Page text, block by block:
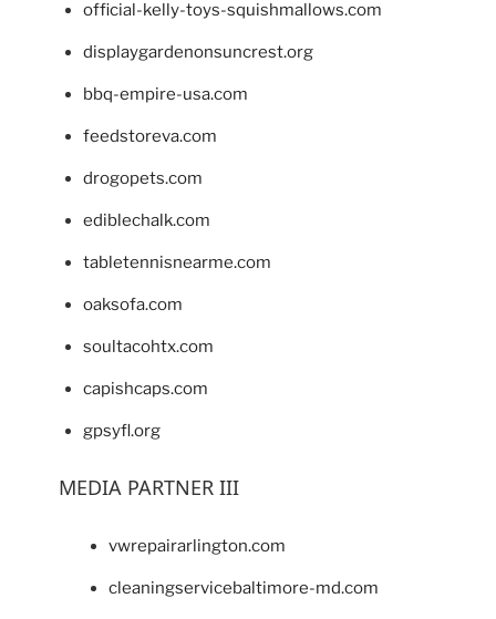
official-kelly-toys-squishmallows.com
displaygardenonsuncrest.org
bbq-empire-usa.com
feedstoreva.com
drogopets.com
ediblechalk.com
tabletennisnearme.com
oaksofa.com
soultacohtx.com
capishcaps.com
gpsyfl.org
MEDIA PARTNER III
vwrepairarlington.com
cleaningservicebaltimore-md.com